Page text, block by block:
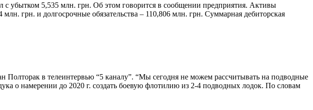
с убытком 5,535 млн. грн. Об этом говорится в сообщении предприятия. Активы
грн. и долгосрочные обязательства – 110,806 млн. грн. Суммарная дебиторская
в телеинтервью “5 каналу”. “Мы сегодня не можем рассчитывать на подводные
о намерении до 2020 г. создать боевую флотилию из 2-4 подводных лодок. По словам